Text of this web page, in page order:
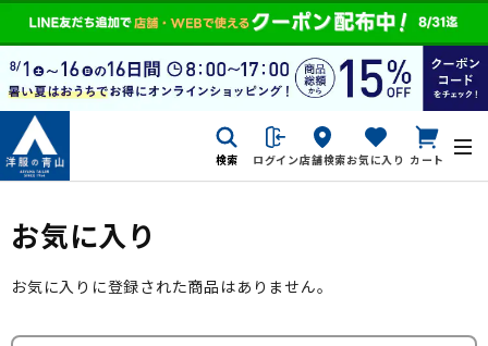
検索 ログイン店舗検索お気に入り カート
お気に入り
お気に入りに登録された商品はありません。